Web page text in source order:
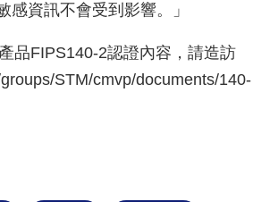
感資訊不會受到影響。」
品FIPS140-2認證內容，請造訪
STM/cmvp/documents/140-